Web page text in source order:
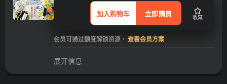
加入购物车 立即購買 收藏
会员可通过额度解锁资源， 查看会员方案
展开信息